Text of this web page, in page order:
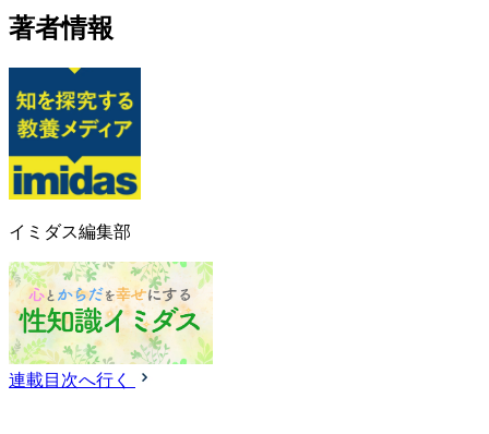
著者情報
イミダス編集部
連載目次へ行く